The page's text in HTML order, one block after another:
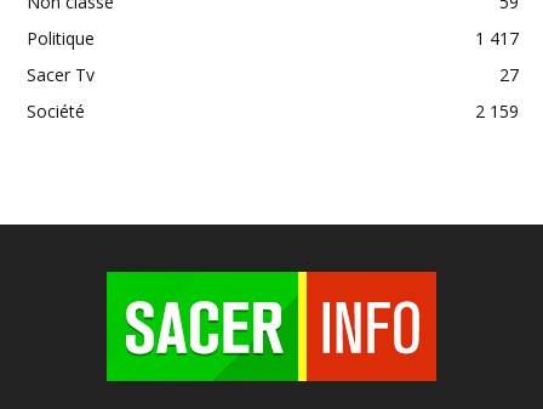
Politique
1 417
Sacer Tv
27
Société
2 159